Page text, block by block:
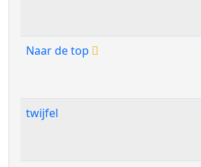
Naar de top
twijfel